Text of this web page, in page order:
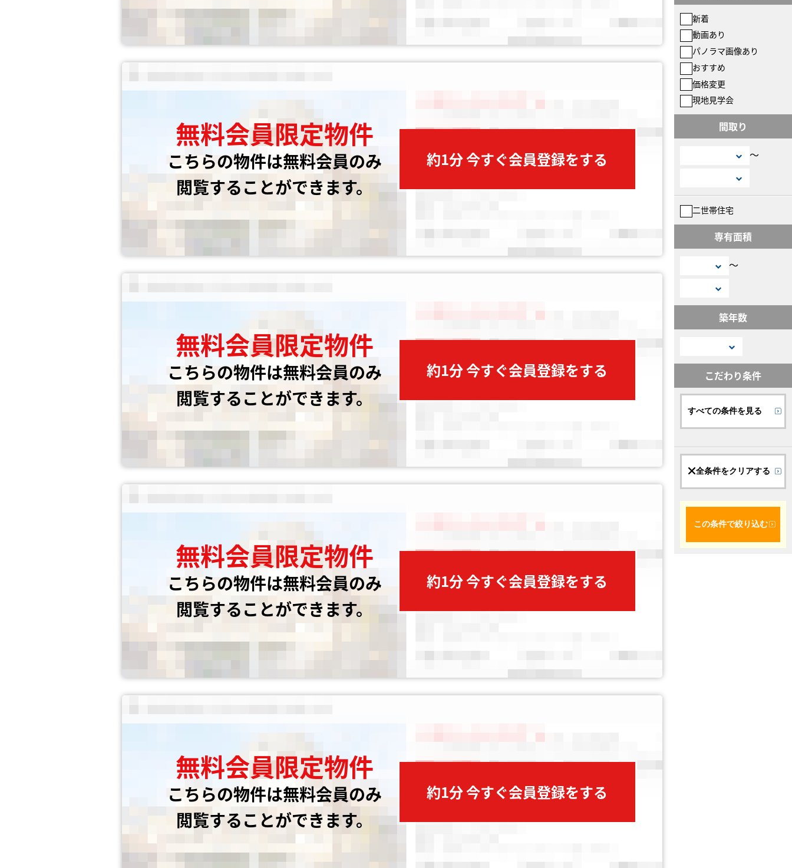
無料会員限定物件
こちらの物件は無料会員のみ
閲覧することができます。
約1分 今すぐ会員登録をする
無料会員限定物件
こちらの物件は無料会員のみ
閲覧することができます。
約1分 今すぐ会員登録をする
無料会員限定物件
こちらの物件は無料会員のみ
閲覧することができます。
約1分 今すぐ会員登録をする
無料会員限定物件
こちらの物件は無料会員のみ
閲覧することができます。
約1分 今すぐ会員登録をする
新着
動画あり
パノラマ画像あり
おすすめ
価格変更
現地見学会
間取り
〜
二世帯住宅
専有面積
〜
築年数
こだわり条件
すべての条件を見る
全条件をクリアする
この条件で絞り込む